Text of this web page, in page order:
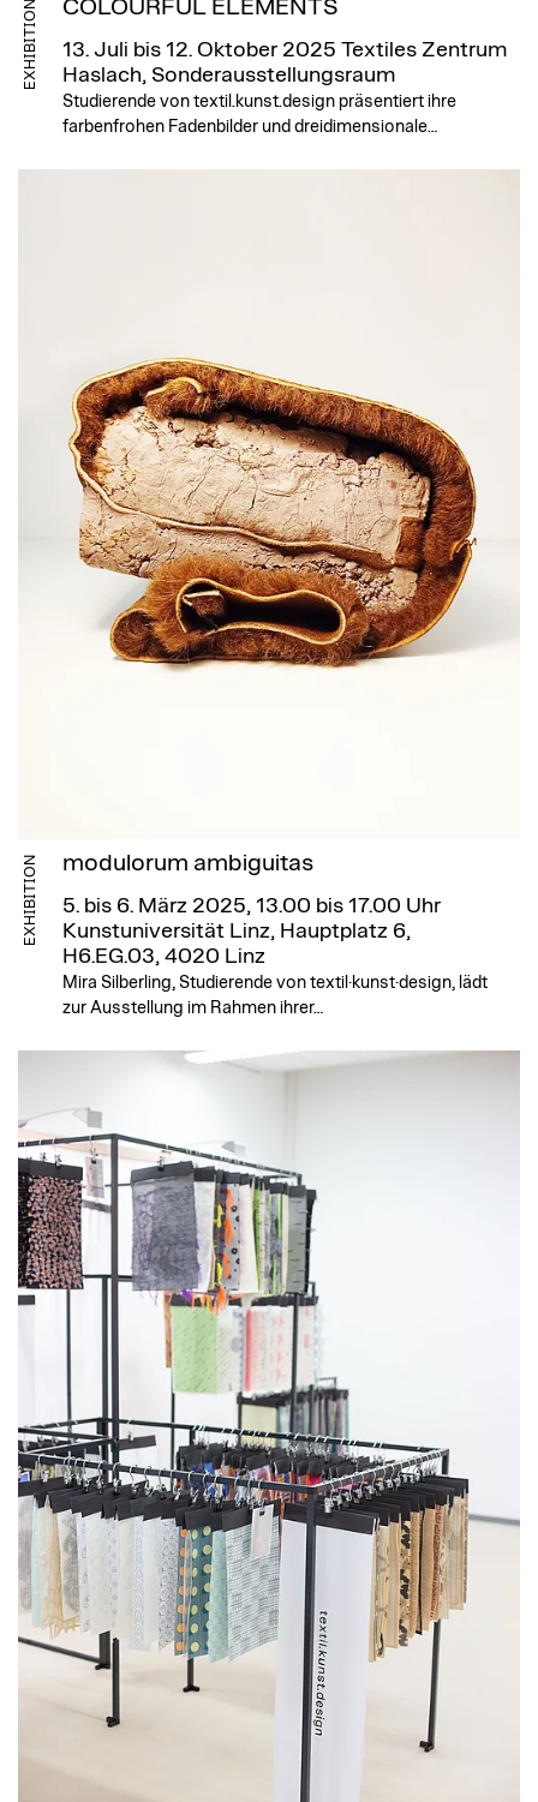
EXHIBITION COLOURFUL ELEMENTS
13. Juli bis 12. Oktober 2025 Textiles Zentrum
Haslach, Sonderausstellungsraum
Studierende von textil.kunst.design präsentiert ihre
farbenfrohen Fadenbilder und dreidimensionale…
EXHIBITION modulorum ambiguitas
5. bis 6. März 2025, 13.00 bis 17.00 Uhr
Kunstuniversität Linz, Hauptplatz 6,
H6.EG.03, 4020 Linz
Mira Silberling, Studierende von textil·kunst·design, lädt
zur Ausstellung im Rahmen ihrer…